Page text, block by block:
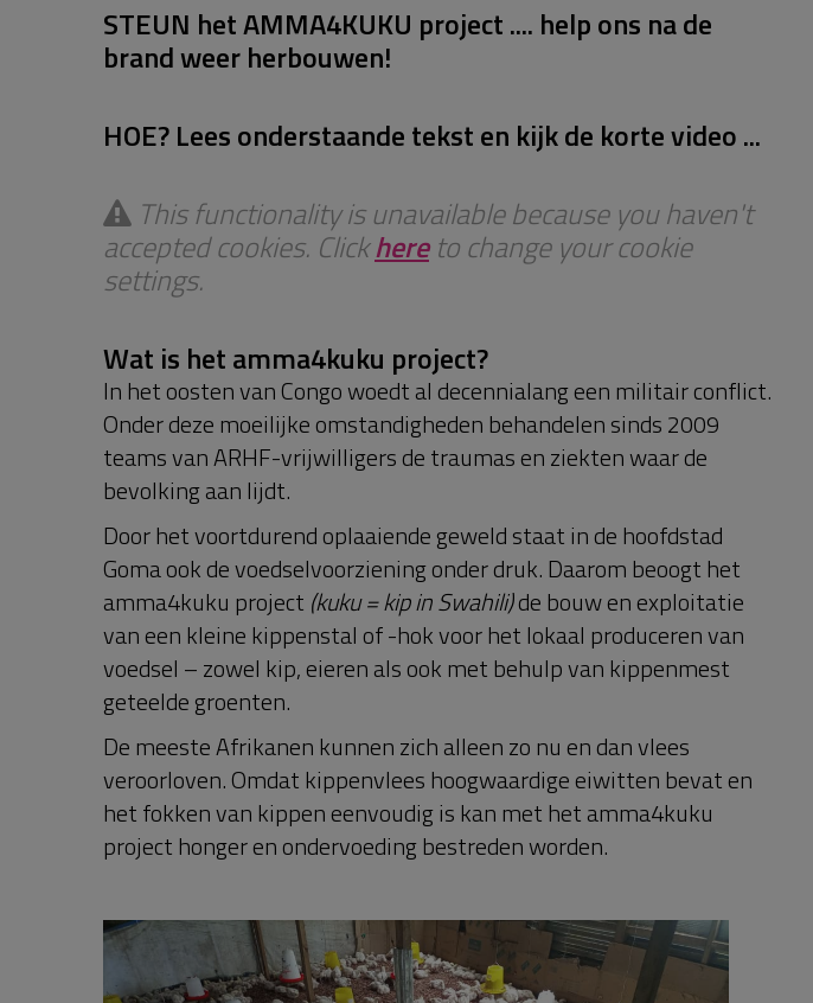
STEUN het AMMA4KUKU project .... help ons na de
brand weer herbouwen!
HOE? Lees onderstaande tekst en kijk de korte video ...
This functionality is unavailable because you haven't
accepted cookies. Clickhereto change your cookie
settings.
Wat is het amma4kuku project?
In het oosten van Congo woedt al decennialang een militair conflict.
Onder deze moeilijke omstandigheden behandelen sinds 2009
teams van ARHF-vrijwilligers de traumas en ziekten waar de
bevolking aan lijdt.
Door het voortdurend oplaaiende geweld staat in de hoofdstad
Goma ook de voedselvoorziening onder druk. Daarom beoogt het
amma4kuku project (kuku = kip in Swahili)de bouw en exploitatie
van een kleine kippenstal of -hok voor het lokaal produceren van
voedsel – zowel kip, eieren als ook met behulp van kippenmest
geteelde groenten.
De meeste Afrikanen kunnen zich alleen zo nu en dan vlees
veroorloven. Omdat kippenvlees hoogwaardige eiwitten bevat en
het fokken van kippen eenvoudig is kan met het amma4kuku
project honger en ondervoeding bestreden worden.